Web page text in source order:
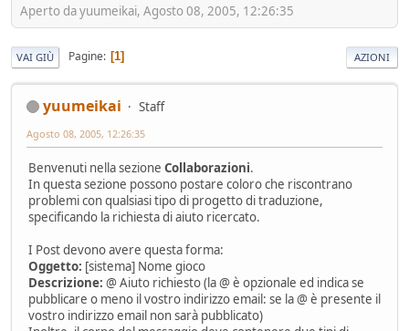
Aperto da yuumeikai, Agosto 08, 2005, 12:26:35
VAI GIÙ Pagine 1 AZIONI
yuumeikai Staff
Agosto 08, 2005, 12:26:35
Benvenuti nella sezione Collaborazioni.
In questa sezione possono postare coloro che riscontrano
problemi con qualsiasi tipo di progetto di traduzione,
specificando la richiesta di aiuto ricercato.
I Post devono avere questa forma:
Oggetto: [sistema] Nome gioco
Descrizione: @ Aiuto richiesto (la @ è opzionale ed indica se
pubblicare o meno il vostro indirizzo email: se la @ è presente il
vostro indirizzo email non sarà pubblicato)